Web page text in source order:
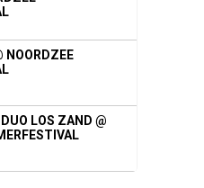
NOORDZEE
LOS ZAND @